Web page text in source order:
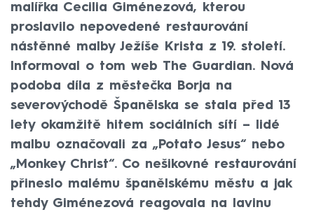
malířka Cecilia Giménezová, kterou
proslavilo nepovedené restaurování
nástěnné malby Ježíše Krista z 19. století.
Informoval o tom web The Guardian. Nová
podoba díla z městečka Borja na
severovýchodě Španělska se stala před 13
lety okamžitě hitem sociálních sítí – lidé
malbu označovali za „Potato Jesus“ nebo
„Monkey Christ“. Co nešikovné restaurování
přineslo malému španělskému městu a jak
tehdy Giménezová reagovala na lavinu